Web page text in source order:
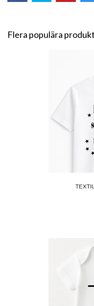
Flera populära